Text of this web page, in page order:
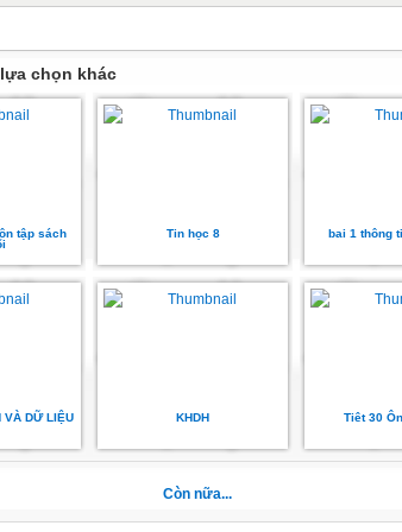
phòng thí nghiệm/phòng đa năng/sân chơi, bãi tập
sử dụng cho
chọn khác
tập sách
Tin học 8 bai 1 thông
VÀ DỮ LIỆU KHDH Tiêt 30
Còn nữa...